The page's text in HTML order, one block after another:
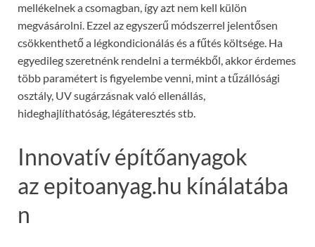
mellékelnek a csomagban, így azt nem kell külön
megvásárolni. Ezzel az egyszerű módszerrel jelentősen
csökkenthető a légkondicionálás és a fűtés költsége. Ha
egyedileg szeretnénk rendelni a termékből, akkor érdemes
több paramétert is figyelembe venni, mint a tűzállósági
osztály, UV sugárzásnak való ellenállás,
hideghajlíthatóság, légáteresztés stb.
Innovatív építőanyagok
az epitoanyag.hu kínálatába
n